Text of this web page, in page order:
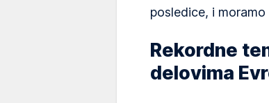
posledice, i
Rekordne
delovima